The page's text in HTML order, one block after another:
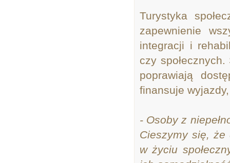
Turystyka
zapewnienie
integracji i
czy
poprawiają
finansuje
- Osoby z
Cieszymy się, że
w życiu